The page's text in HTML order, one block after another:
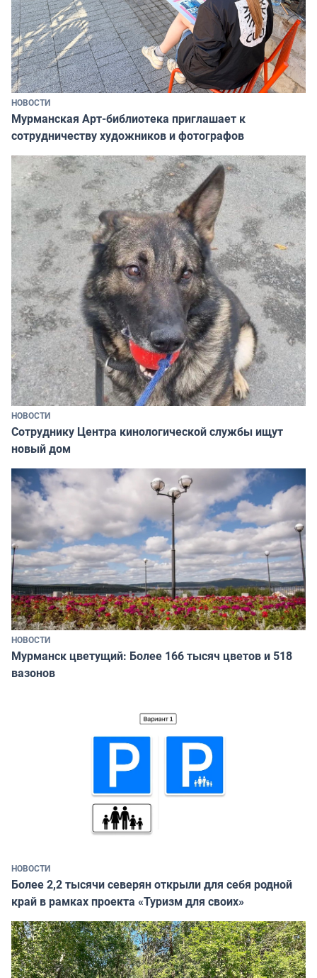
НОВОСТИ
Мурманская Арт-библиотека приглашает к
сотрудничеству художников и фотографов
НОВОСТИ
Сотруднику Центра кинологической службы ищут
новый дом
НОВОСТИ
Мурманск цветущий: Более 166 тысяч цветов и 518
вазонов
НОВОСТИ
Более 2,2 тысячи северян открыли для себя родной
край в рамках проекта «Туризм для своих»